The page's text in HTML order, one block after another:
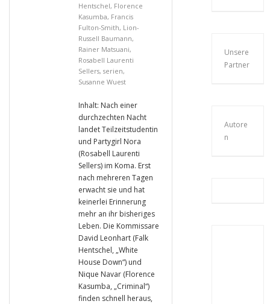
Hentschel, Florence
Kasumba, Francis
Fulton-Smith, Lion-
Russell Baumann,
Rainer Matsuani,
Rosabell Laurenti
Sellers, serien,
Susanne Wuest
Inhalt: Nach einer
durchzechten Nacht
landet Teilzeitstudentin
und Partygirl Nora
(Rosabell Laurenti
Sellers) im Koma. Erst
nach mehreren Tagen
erwacht sie und hat
keinerlei Erinnerung
mehr an ihr bisheriges
Leben. Die Kommissare
David Leonhart (Falk
Hentschel, „White
House Down“) und
Nique Navar (Florence
Kasumba, „Criminal“)
finden schnell heraus,
Unsere
Partner
Autore
n